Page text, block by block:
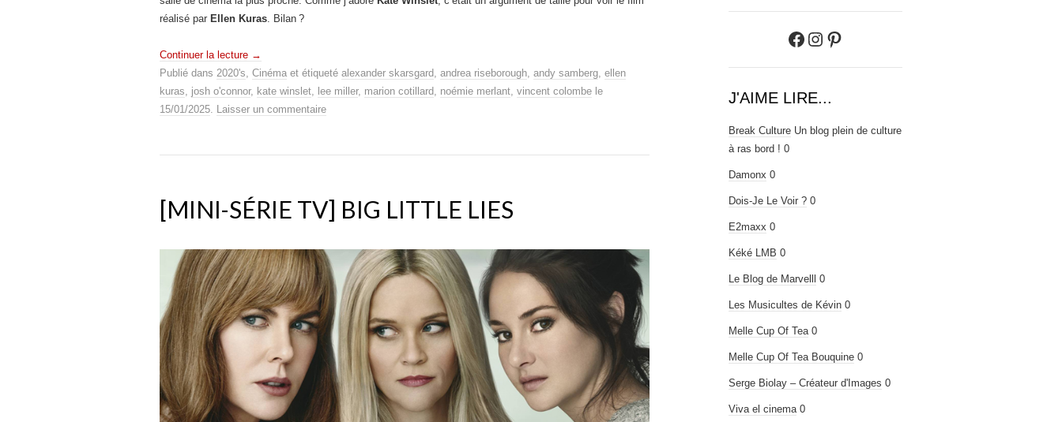
réalisé par Ellen Kuras . Bilan ?
Continuer la lecture →
Publié dans 2020's Cinéma et étiqueté alexander skarsgard andrea riseborough andy samberg ellen
kuras
josh o'connor, kate winslet lee miller, marion cotillard noémie merlant vincent colombe le
15/01/2025
Laisser un commentaire
[MINI-SÉRIE TV] BIG LITTLE LIES
Facebook
Instagram
Pinterest
J'AIME LIRE...
Break Culture Un blog plein de culture
à ras bord ! 0
Damonx 0
Dois-Je Le Voir ? 0
E2maxx 0
Kéké LMB 0
Le Blog de Marvelll 0
Les Musicultes de Kévin 0
Melle Cup Of Tea 0
Melle Cup Of Tea Bouquine 0
Serge Biolay – Créateur d'Images 0
Viva el cinema 0